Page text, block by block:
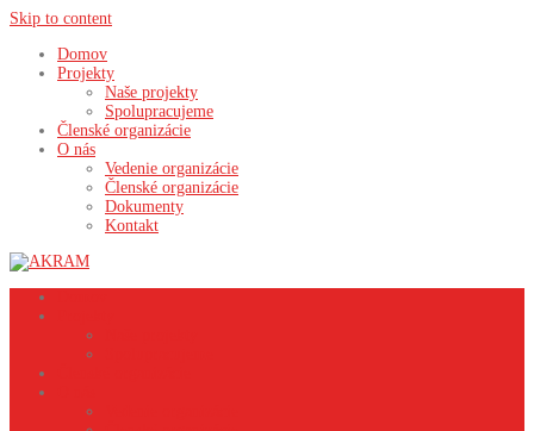
Skip to content
Domov
Projekty
Naše projekty
Spolupracujeme
Členské organizácie
O nás
Vedenie organizácie
Členské organizácie
Dokumenty
Kontakt